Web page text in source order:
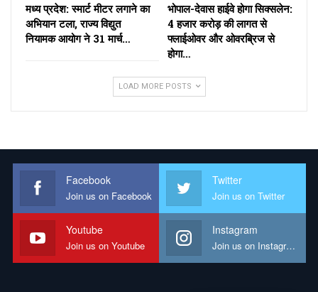
मध्य प्रदेश: स्मार्ट मीटर लगाने का
अभियान टला, राज्य विद्युत
नियामक आयोग ने 31 मार्च…
भोपाल-देवास हाईवे होगा सिक्सलेन:
4 हजार करोड़ की लागत से
फ्लाईओवर और ओवरब्रिज से
होगा…
LOAD MORE POSTS
Facebook
Join us on Facebook
Twitter
Join us on Twitter
Youtube
Join us on Youtube
Instagram
Join us on Instagram